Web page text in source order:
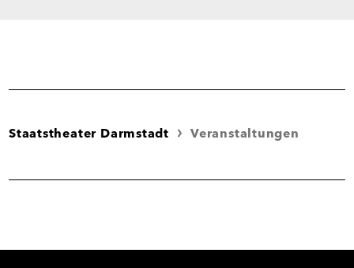
Staatstheater Darmstadt Veranstaltungen